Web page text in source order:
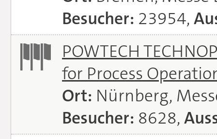
Besucher: 23954,
POWTECH
for Process
Ort: Nürnberg,
Besucher: 8628,